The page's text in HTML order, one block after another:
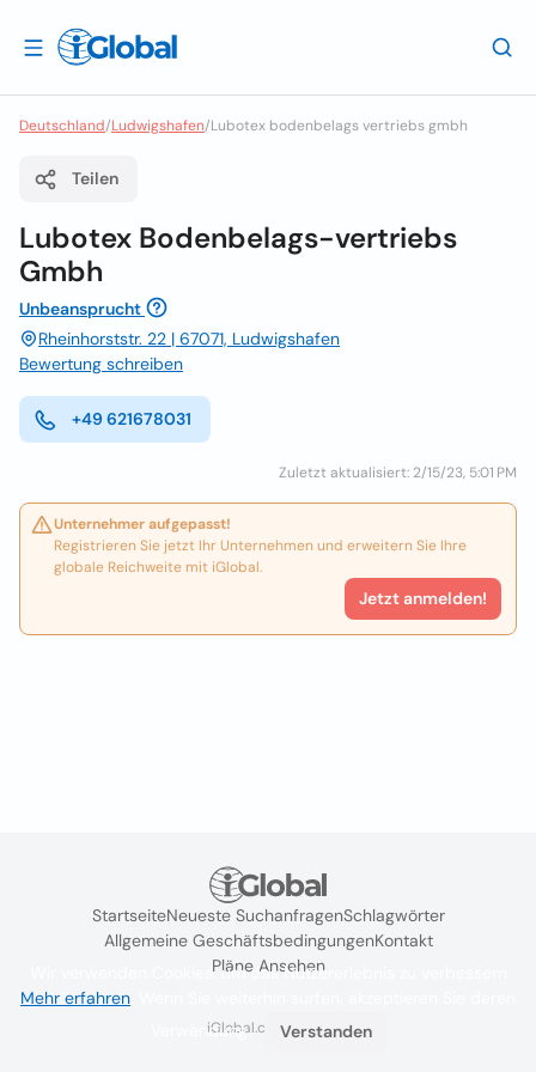
Deutschland/Ludwigshafen/Lubotex bodenbelags vertriebs gmbh
Teilen
Lubotex Bodenbelags-vertriebs
Gmbh
Unbeansprucht
Rheinhorststr. 22 | 67071, Ludwigshafen
Bewertung schreiben
+49 621678031
Zuletzt aktualisiert: 2/15/23, 5:01 PM
Unternehmer aufgepasst!
Registrieren Sie jetzt Ihr Unternehmen und erweitern Sie Ihre
globale Reichweite mit iGlobal.
Jetzt anmelden!
StartseiteNeueste SuchanfragenSchlagwörter
Allgemeine GeschäftsbedingungenKontakt
Pläne Ansehen
iGlobal.co @ 2024
Wir verwenden Cookies, um das Nutzererlebnis zu verbessern
Mehr erfahren
Verwendung.
Verstanden